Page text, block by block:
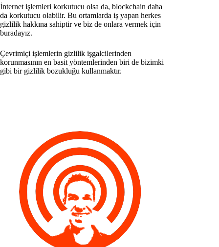
İnternet işlemleri korkutucu olsa da, blockchain daha
da korkutucu olabilir. Bu ortamlarda iş yapan herkes
gizlilik hakkına sahiptir ve biz de onlara vermek için
buradayız.
Çevrimiçi işlemlerin gizlilik işgalcilerinden
korunmasının en basit yöntemlerinden biri de bizimki
gibi bir gizlilik bozukluğu kullanmaktır.